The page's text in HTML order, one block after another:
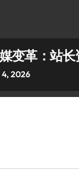
变革：站
4, 2026